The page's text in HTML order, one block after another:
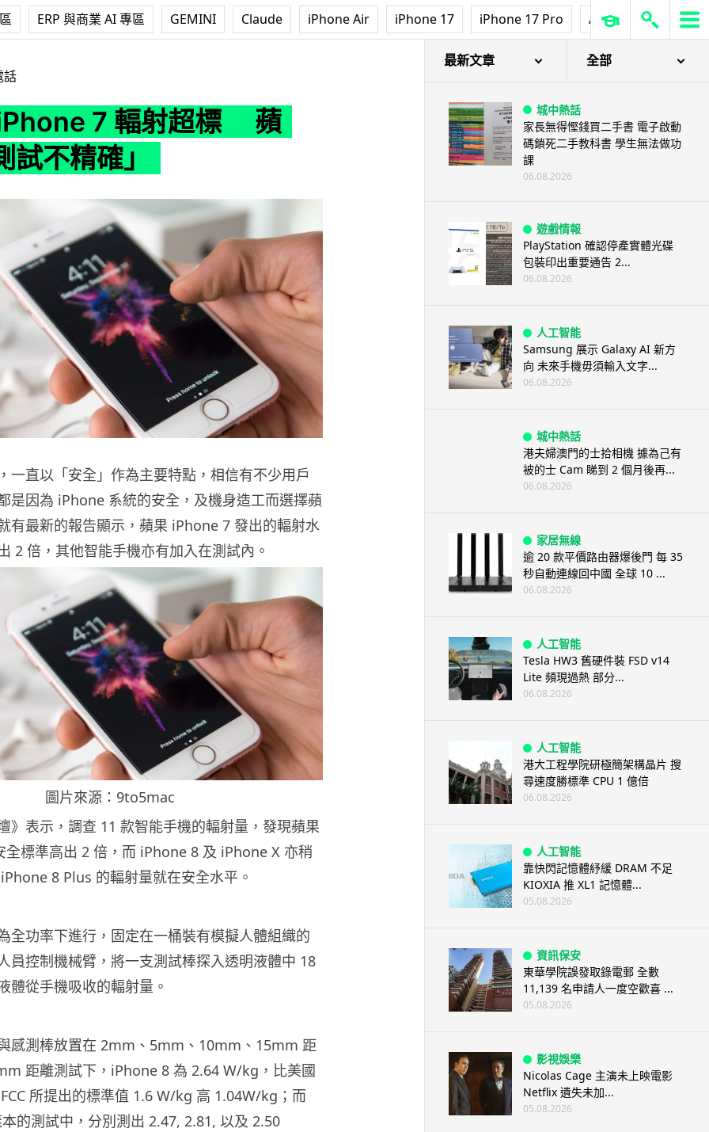
ERP 與商業 AI 專區 GEMINI Claude iPhone Air iPhone 17 iPhone 17 Pro AirPods Pro 3
話
7 輻射超標 蘋
試不精確」
一直以「安全」作為主要特點，相信有不少用戶
是因為 iPhone 系統的安全，及機身造工而選擇蘋
有最新的報告顯示，蘋果 iPhone 7 發出的輻射水
2 倍，其他智能手機亦有加入在測試內。
圖片來源：9to5mac
》表示，調查 11 款智能手機的輻射量，發現蘋果
全標準高出 2 倍，而 iPhone 8 及 iPhone X 亦稍
8 Plus 的輻射量就在安全水平。
全功率下進行，固定在一桶裝有模擬人體組織的
員控制機械臂，將一支測試棒探入透明液體中 18
體從手機吸收的輻射量。
感測棒放置在 2mm、5mm、10mm、15mm 距
距離測試下，iPhone 8 為 2.64 W/kg，比美國
所提出的標準值 1.6 W/kg 高 1.04W/kg；而
的測試中，分別測出 2.47, 2.81, 以及 2.50
最新文章 全部
城中熱話
家長無得慳錢買二手書 電子啟動
碼鎖死二手教科書 學生無法做功
課
06.08.2026
遊戲情報
PlayStation 確認停產實體光碟
包裝印出重要通告 2...
06.08.2026
人工智能
Samsung 展示 Galaxy AI 新方
向 未來手機毋須輸入文字...
06.08.2026
城中熱話
港夫婦澳門的士拾相機 據為己有
被的士 Cam 睇到 2 個月後再...
06.08.2026
家居無線
逾 20 款平價路由器爆後門 每 35
秒自動連線回中國 全球 10 ...
06.08.2026
人工智能
Tesla HW3 舊硬件裝 FSD v14
Lite 頻現過熱 部分...
06.08.2026
人工智能
港大工程學院研極簡架構晶片 搜
尋速度勝標準 CPU 1 億倍
06.08.2026
人工智能
靠快閃記憶體紓緩 DRAM 不足
KIOXIA 推 XL1 記憶體...
05.08.2026
資訊保安
東華學院誤發取錄電郵 全數
11,139 名申請人一度空歡喜 ...
05.08.2026
影視娛樂
Nicolas Cage 主演未上映電影
Netflix 遺失未加...
05.08.2026